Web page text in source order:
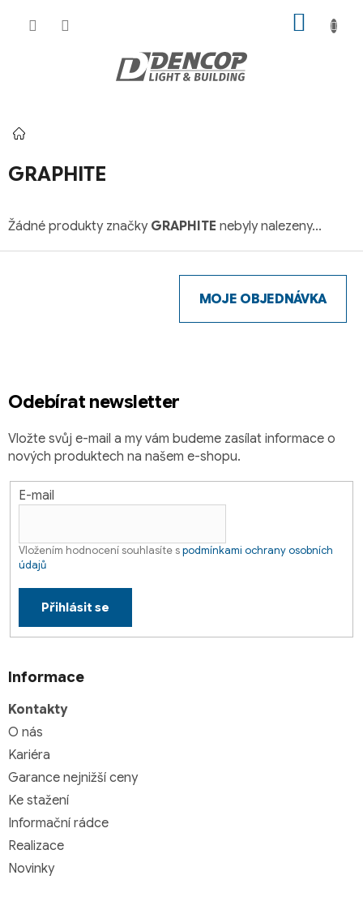
Domů
GRAPHITE
Žádné produkty značky GRAPHITE nebyly nalezeny...
Odebírat newsletter
Vložte svůj e-mail a my vám budeme zasílat informace o
nových produktech na našem e-shopu.
E-mail
Vložením hodnocení souhlasíte spodmínkami ochrany osobních
údajů
Přihlásit se
Informace
Kontakty
O nás
Kariéra
Garance nejnižší ceny
Ke stažení
Informační rádce
Realizace
Novinky
MOJE OBJEDNÁVKA